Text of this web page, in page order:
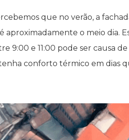
que no verão, a
o meio dia.
e 11:00 pode ser causa
conforto térmico em dias